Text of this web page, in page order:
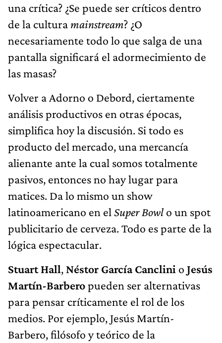
una crítica? ¿Se puede ser críticos dentro
de la culturamainstream? ¿O
necesariamente todo lo que salga de una
pantalla significará el adormecimiento de
las masas?
Volver a Adorno o Debord, ciertamente
análisis productivos en otras épocas,
simplifica hoy la discusión. Si todo es
producto del mercado, una mercancía
alienante ante la cual somos totalmente
pasivos, entonces no hay lugar para
matices. Da lo mismo un show
latinoamericano en el Super Bowl o un spot
publicitario de cerveza. Todo es parte de la
lógica espectacular.
Stuart Hall, Néstor García Canclini o Jesús
Martín-Barberopueden ser alternativas
para pensar críticamente el rol de los
medios. Por ejemplo, Jesús Martín-
Barbero, filósofo y teórico de la